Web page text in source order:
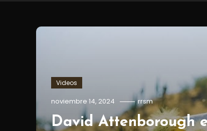
Videos
noviembre 14, 2024 rrsm
David Attenborough